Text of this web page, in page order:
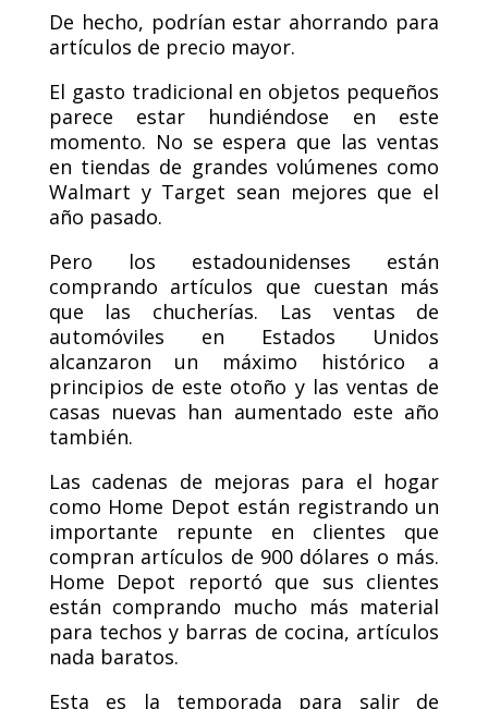
De hecho, podrían estar ahorrando para
artículos de precio mayor.
El gasto tradicional en objetos pequeños
parece estar hundiéndose en este
momento. No se espera que las ventas
en tiendas de grandes volúmenes como
Walmart y Target sean mejores que el
año pasado.
Pero los estadounidenses están
comprando artículos que cuestan más
que las chucherías. Las ventas de
automóviles en Estados Unidos
alcanzaron un máximo histórico a
principios de este otoño y las ventas de
casas nuevas han aumentado este año
también.
Las cadenas de mejoras para el hogar
como Home Depot están registrando un
importante repunte en clientes que
compran artículos de 900 dólares o más.
Home Depot reportó que sus clientes
están comprando mucho más material
para techos y barras de cocina, artículos
nada baratos.
Esta es la temporada para salir de